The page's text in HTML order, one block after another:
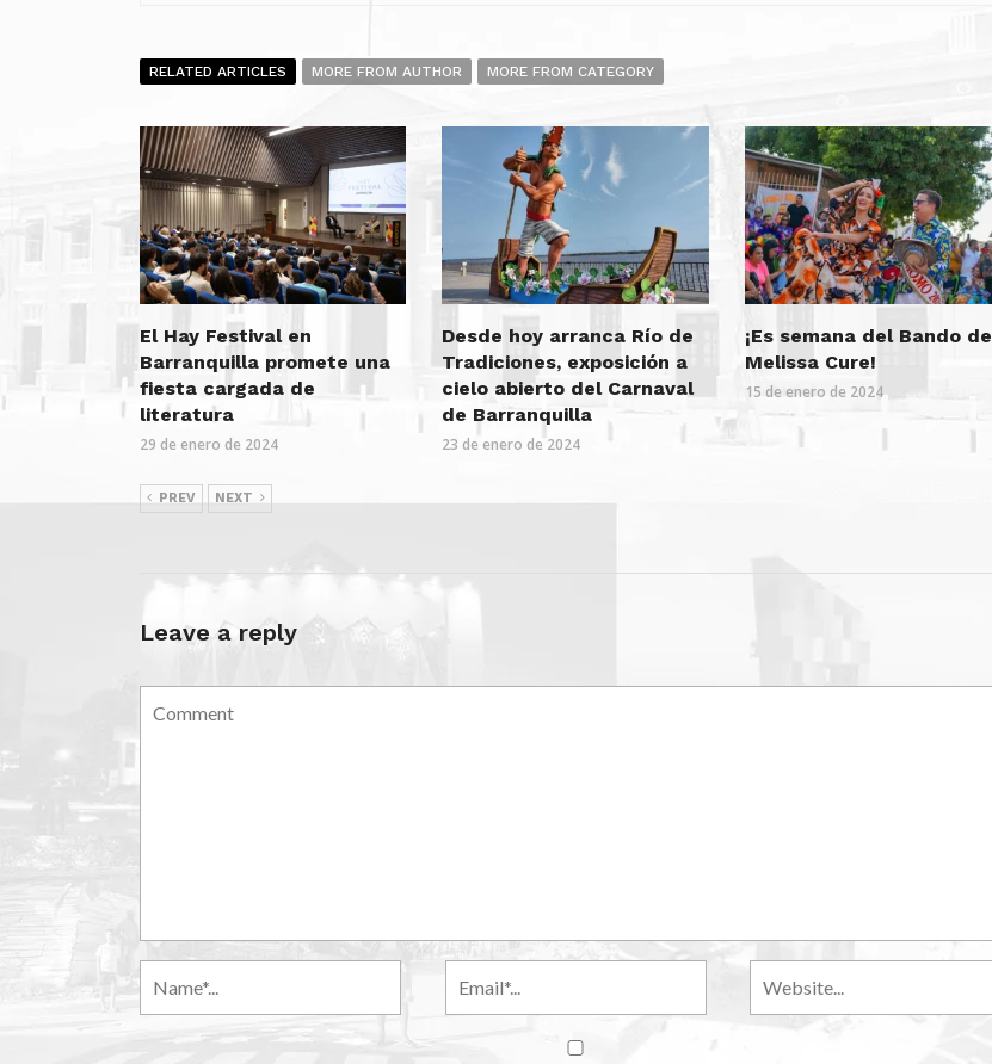
RELATED ARTICLES MORE FROM AUTHOR MORE FROM CATEGORY
El Hay Festival en
Barranquilla promete una
fiesta cargada de
literatura
29 de enero de 2024
Desde hoy arranca Río de
Tradiciones, exposición a
cielo abierto del Carnaval
de Barranquilla
23 de enero de 2024
¡Es semana del Bando de
Melissa Cure!
15 de enero de 2024
PREV NEXT
Leave a reply